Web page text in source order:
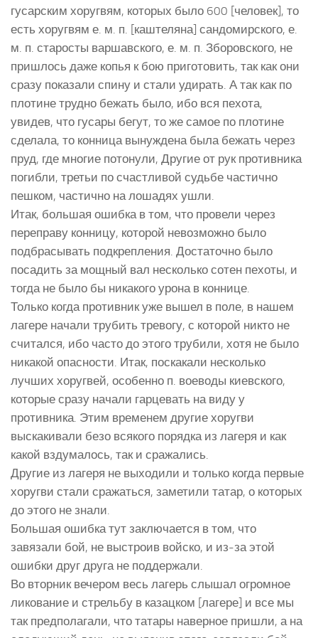
гусарским хоругвям, которых было 600 [человек], то
есть хоругвям е. м. п. [каштеляна] сандомирского, е.
м. п. старосты варшавского, е. м. п. Зборовского, не
пришлось даже копья к бою приготовить, так как они
сразу показали спину и стали удирать. А так как по
плотине трудно бежать было, ибо вся пехота,
увидев, что гусары бегут, то же самое по плотине
сделала, то конница вынуждена была бежать через
пруд, где многие потонули, Другие от рук противника
погибли, третьи по счастливой судьбе частично
пешком, частично на лошадях ушли.
Итак, большая ошибка в том, что провели через
переправу конницу, которой невозможно было
подбрасывать подкрепления. Достаточно было
посадить за мощный вал несколько сотен пехоты, и
тогда не было бы никакого урона в коннице.
Только когда противник уже вышел в поле, в нашем
лагере начали трубить тревогу, с которой никто не
считался, ибо часто до этого трубили, хотя не было
никакой опасности. Итак, поскакали несколько
лучших хоругвей, особенно п. воеводы киевского,
которые сразу начали гарцевать на виду у
противника. Этим временем другие хоругви
выскакивали безо всякого порядка из лагеря и как
какой вздумалось, так и сражались.
Другие из лагеря не выходили и только когда первые
хоругви стали сражаться, заметили татар, о которых
до этого не знали.
Большая ошибка тут заключается в том, что
завязали бой, не выстроив войско, и из-за этой
ошибки друг друга не поддержали.
Во вторник вечером весь лагерь слышал огромное
ликование и стрельбу в казацком [лагере] и все мы
так предполагали, что татары наверное пришли, а на